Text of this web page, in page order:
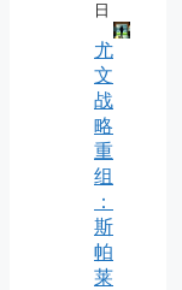
日
尤
文
战
略
重
组
：
斯
帕
莱